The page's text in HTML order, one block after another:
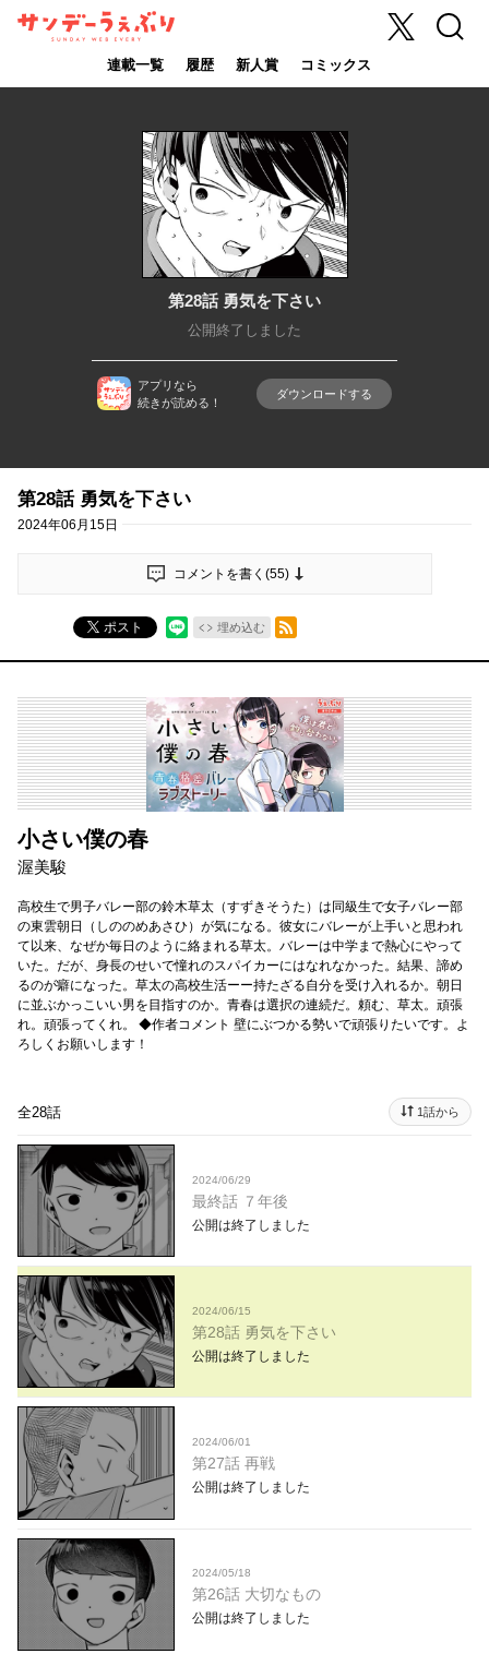
サンデーうぇ
連載一覧 履歴 新人賞 コミックス
X 検索
第28話 勇気を下さい
公開終了しました
アプリなら
続きが読める！
ダウンロードする
第28話 勇気を下さい
2024年06月15日
コメントを書く(55)
ポスト 埋め込む
RSSフィード
小さい僕の春
渥美駿
高校生で男子バレー部の鈴木草太（すずきそうた）は同級生で女子バレー部
の東雲朝日（しののめあさひ）が気になる。彼女にバレーが上手いと思われ
て以来、なぜか毎日のように絡まれる草太。バレーは中学まで熱心にやって
いた。だが、身長のせいで憧れのスパイカーにはなれなかった。結果、諦め
るのが癖になった。草太の高校生活ーー持たざる自分を受け入れるか。朝日
に並ぶかっこいい男を目指すのか。青春は選択の連続だ。頼む、草太。頑張
れ。頑張ってくれ。 ◆作者コメント 壁にぶつかる勢いで頑張りたいです。よ
ろしくお願いします！
全28話 1話から
2024/06/29
最終話 ７年後
公開は終了しました
2024/06/15
第28話 勇気を下さい
公開は終了しました
2024/06/01
第27話 再戦
公開は終了しました
2024/05/18
第26話 大切なもの
公開は終了しました